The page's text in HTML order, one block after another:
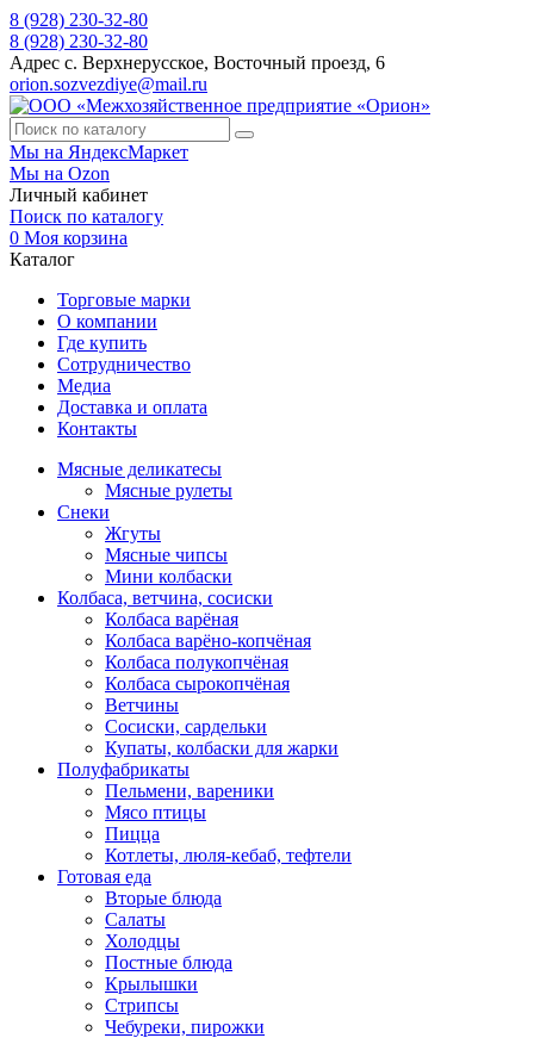
8 (928) 230-32-80
8 (928) 230-32-80
Адрес с. Верхнерусское, Восточный проезд, 6
orion.sozvezdiye@mail.ru
Мы на ЯндексМаркет
Мы на Ozon
Личный кабинет
Поиск по каталогу
0 Моя корзина
Каталог
Торговые марки
О компании
Где купить
Сотрудничество
Медиа
Доставка и оплата
Контакты
Мясные деликатесы
Мясные рулеты
Снеки
Жгуты
Мясные чипсы
Мини колбаски
Колбаса, ветчина, сосиски
Колбаса варёная
Колбаса варёно-копчёная
Колбаса полукопчёная
Колбаса сырокопчёная
Ветчины
Сосиски, сардельки
Купаты, колбаски для жарки
Полуфабрикаты
Пельмени, вареники
Мясо птицы
Пицца
Котлеты, люля-кебаб, тефтели
Готовая еда
Вторые блюда
Салаты
Холодцы
Постные блюда
Крылышки
Стрипсы
Чебуреки, пирожки